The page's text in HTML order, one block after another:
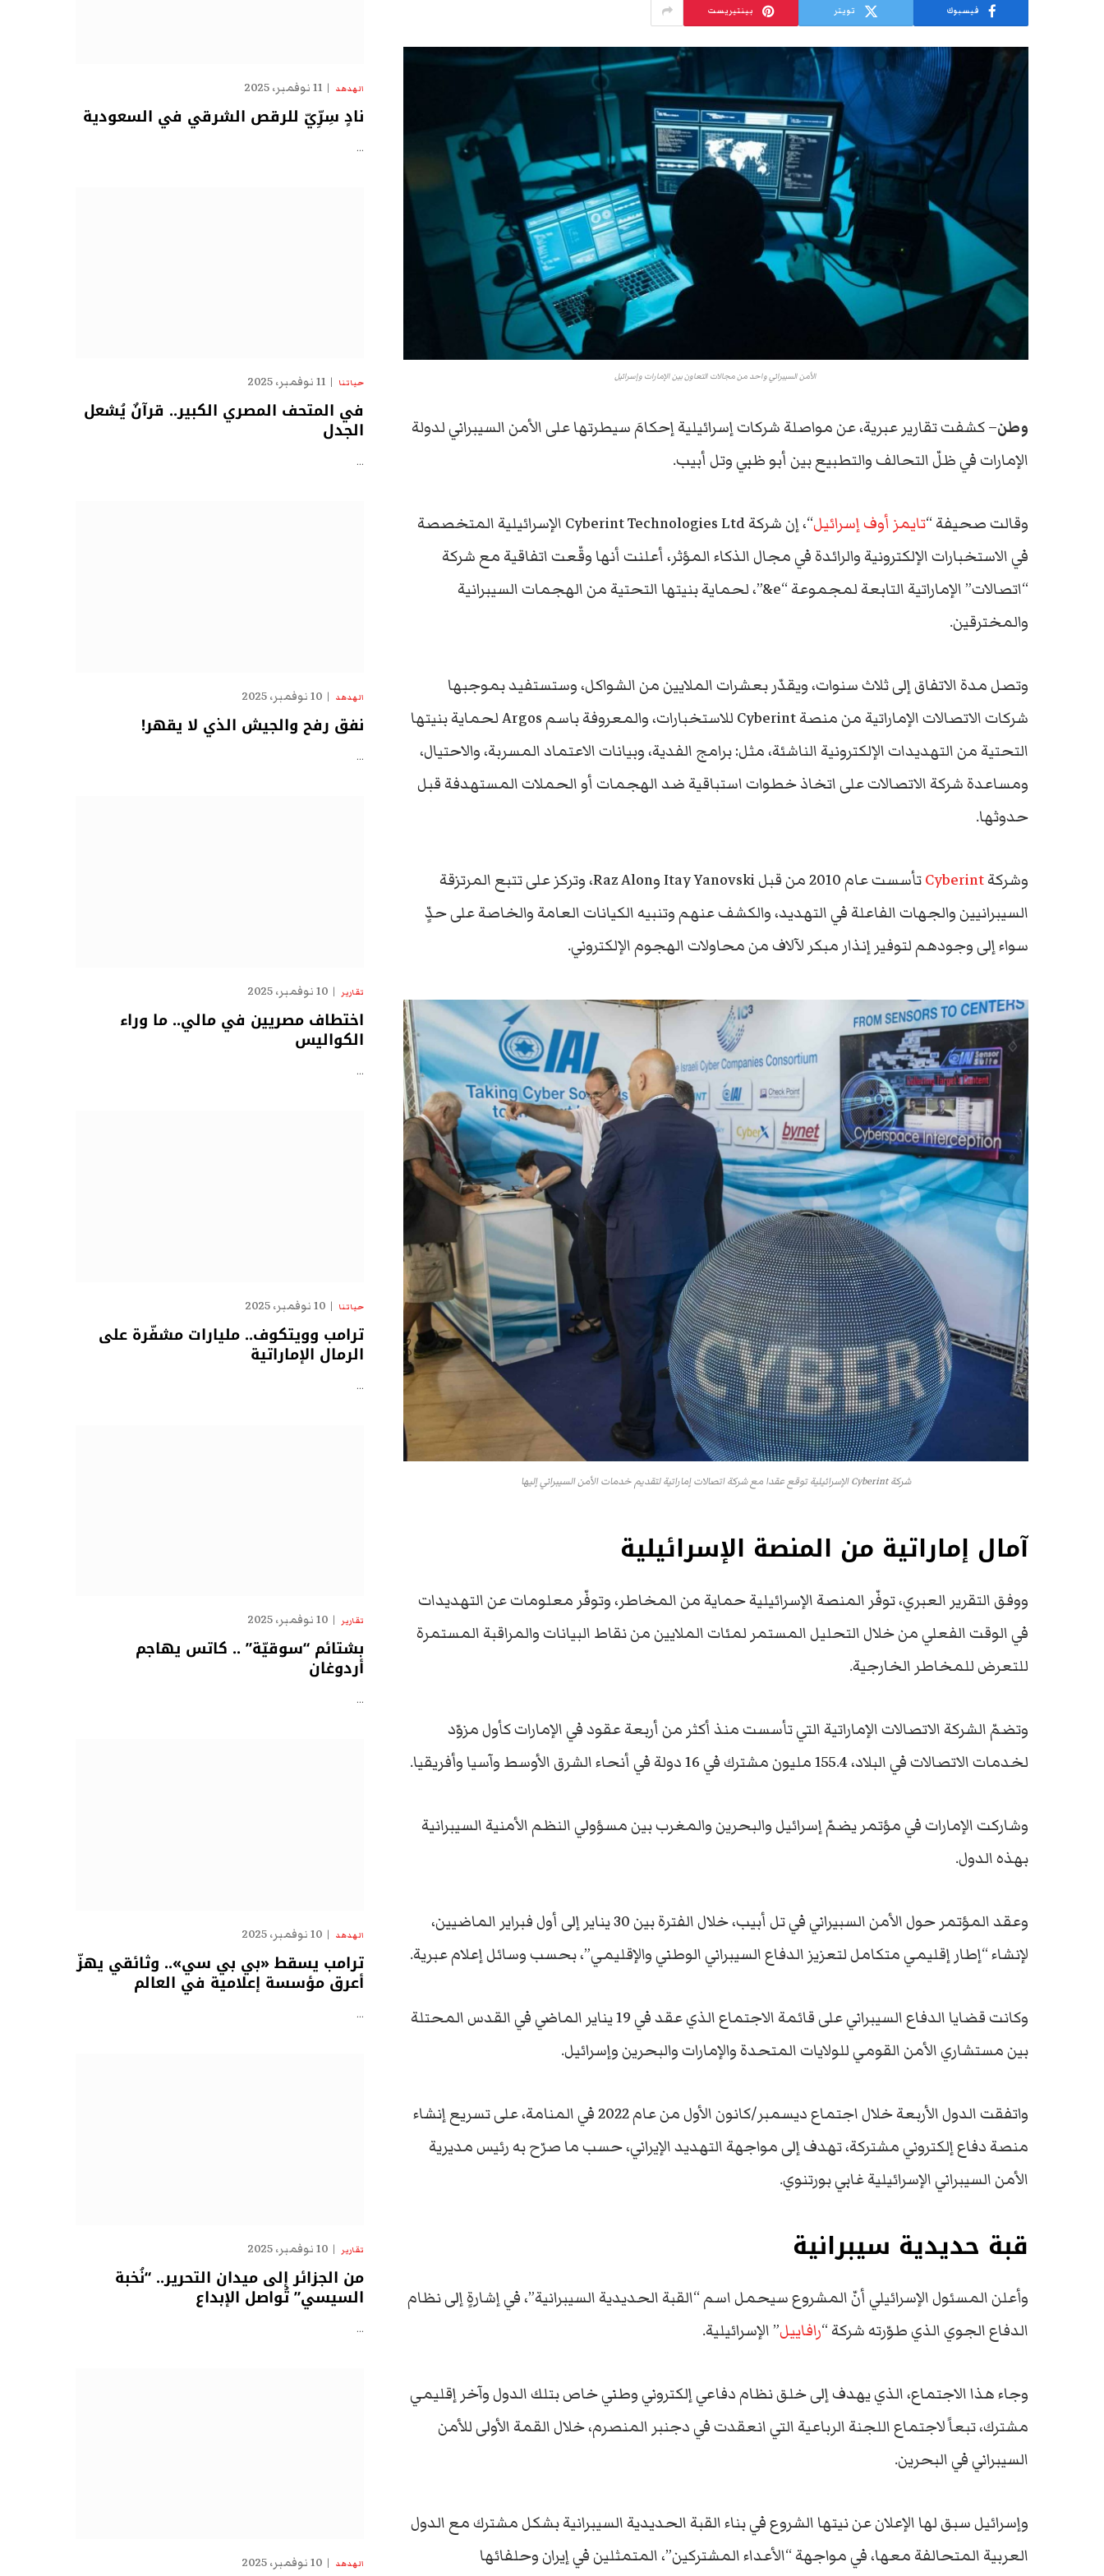
فيسبوك تويتر بينتيريست
الأمن السيبراني واحد من مجالات التعاون بين الإمارات وإسرائيل
وطن– كشفت تقارير عبرية، عن مواصلة شركات إسرائيلية إحكامَ سيطرتها على الأمن السيبراني لدولة
الإمارات في ظلّ التحالف والتطبيع بين أبو ظبي وتل أبيب.
وقالت صحيفة “تايمز أوف إسرائيل
“، إن شركة Cyberint Technologies Ltd الإسرائيلية المتخصصة
في الاستخبارات الإلكترونية والرائدة في مجال الذكاء المؤثر، أعلنت أنها وقّعت اتفاقية مع شركة
“اتصالات” الإماراتية التابعة لمجموعة “e&”، لحماية بنيتها التحتية من الهجمات السيبرانية
والمخترقين.
وتصل مدة الاتفاق إلى ثلاث سنوات، ويقدّر بعشرات الملايين من الشواكل، وستستفيد بموجبها
شركات الاتصالات الإماراتية من منصة Cyberint للاستخبارات، والمعروفة باسم Argos لحماية بنيتها
التحتية من التهديدات الإلكترونية الناشئة، مثل: برامج الفدية، وبيانات الاعتماد المسربة، والاحتيال،
ومساعدة شركة الاتصالات على اتخاذ خطوات استباقية ضد الهجمات أو الحملات المستهدفة قبل
حدوثها.
وشركةCyberint
تأسست عام 2010 من قبل Itay Yanovski وRaz Alon، وتركز على تتبع المرتزقة
السيبرانيين والجهات الفاعلة في التهديد، والكشف عنهم وتنبيه الكيانات العامة والخاصة على حدٍّ
سواء إلى وجودهم لتوفير إنذار مبكر لآلاف من محاولات الهجوم الإلكتروني.
شركة Cyberint الإسرائيلية توقع عقدا مع شركة اتصالات إماراتية لتقديم خدمات الأمن السيبراني إليها
آمال إماراتية من المنصة الإسرائيلية
ووفق التقرير العبري، توفّر المنصة الإسرائيلية حماية من المخاطر، وتوفّر معلومات عن التهديدات
في الوقت الفعلي من خلال التحليل المستمر لمئات الملايين من نقاط البيانات والمراقبة المستمرة
للتعرض للمخاطر الخارجية.
وتضمّ الشركة الاتصالات الإماراتية التي تأسست منذ أكثر من أربعة عقود في الإمارات كأول مزوّد
لخدمات الاتصالات في البلاد، 155.4 مليون مشترك في 16 دولة في أنحاء الشرق الأوسط وآسيا وأفريقيا.
وشاركت الإمارات في مؤتمر يضمّ إسرائيل والبحرين والمغرب بين مسؤولي النظم الأمنية السيبرانية
بهذه الدول.
وعقد المؤتمر حول الأمن السبيراني في تل أبيب، خلال الفترة بين 30 يناير إلى أول فبراير الماضيين،
لإنشاء “إطار إقليمي متكامل لتعزيز الدفاع السيبراني الوطني والإقليمي”، بحسب وسائل إعلام عبرية.
وكانت قضايا الدفاع السيبراني على قائمة الاجتماع الذي عقد في 19 يناير الماضي في القدس المحتلة
بين مستشاري الأمن القومي للولايات المتحدة والإمارات والبحرين وإسرائيل.
واتفقت الدول الأربعة خلال اجتماع ديسمبر/كانون الأول من عام 2022 في المنامة، على تسريع إنشاء
منصة دفاع إلكتروني مشتركة، تهدف إلى مواجهة التهديد الإيراني، حسب ما صرّح به رئيس مديرية
الأمن السيبراني الإسرائيلية غابي بورتنوي.
قبة حديدية سيبرانية
وأعلن المسئول الإسرائيلي أنّ المشروع سيحمل اسم “القبة الحديدية السيبرانية”، في إشارةٍ إلى نظام
الدفاع الجوي الذي طوّرته شركة “رافاييل” الإسرائيلية.
وجاء هذا الاجتماع، الذي يهدف إلى خلق نظام دفاعي إلكتروني وطني خاص بتلك الدول وآخر إقليمي
مشترك، تبعاً لاجتماع اللجنة الرباعية التي انعقدت في دجنبر المنصرم، خلال القمة الأولى للأمن
السيبراني في البحرين.
وإسرائيل سبق لها الإعلان عن نيتها الشروع في بناء القبة الحديدية السيبرانية بشكل مشترك مع الدول
العربية المتحالفة معها، في مواجهة “الأعداء المشتركين”، المتمثلين في إيران وحلفائها
الهدهد 11 نوفمبر، 2025
نادٍ سِرِّيّ للرقص الشرقي في السعودية
…
حياتنا 11 نوفمبر، 2025
في المتحف المصري الكبير.. قرآنٌ يُشعل
الجدل
…
الهدهد 10 نوفمبر، 2025
نفق رفح والجيش الذي لا يقهر!
…
تقارير 10 نوفمبر، 2025
اختطاف مصريين في مالي.. ما وراء
الكواليس
…
حياتنا 10 نوفمبر، 2025
ترامب وويتكوف.. مليارات مشفّرة على
الرمال الإماراتية
…
تقارير 10 نوفمبر، 2025
بشتائم “سوقيّة” .. كاتس يهاجم
أردوغان
…
الهدهد 10 نوفمبر، 2025
ترامب يسقط «بي بي سي».. وثائقي يهزّ
أعرق مؤسسة إعلامية في العالم
…
تقارير 10 نوفمبر، 2025
من الجزائر إلى ميدان التحرير.. “نُخبة
السيسي” تُواصل الإبداع
…
الهدهد 10 نوفمبر، 2025